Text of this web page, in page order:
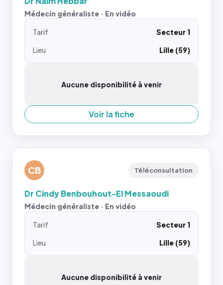
Médecin généraliste · En vidéo
Tarif
Secteur 1
Lieu
Lille (59)
Aucune disponibilité à venir
Voir la fiche
CB Téléconsultation
Dr Cindy Benbouhout-El Messaoudi
Médecin généraliste · En vidéo
Tarif
Secteur 1
Lieu
Lille (59)
Aucune disponibilité à venir